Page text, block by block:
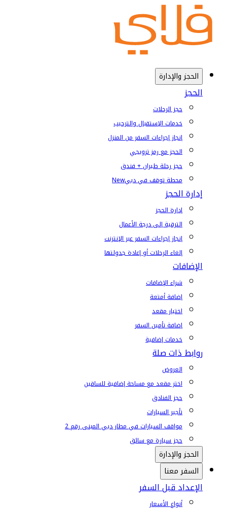
الحجز والإدارة
الحجز
حجز الرحلات
خدمات الإستقبال والترحيب
إنجاز إجراءات السفر من المنزل
الحجز مع رمز ترويجي
حجز رحلة طيران + فندق
محطة توقف في دبيNew
إدارة الحجز
إدارة الحجز
الترقية إلى درجة الأعمال
إنجاز إجراءات السفر عبر الإنترنت
إلغاء الرحلات أو إعادة جدولتها
الإضافات
شراء الإضافات
إضافة أمتعة
اختيار مقعد
إضافة تأمين السفر
خدمات إضافية
روابط ذات صلة
العروض
اختر مقعد مع مساحة إضافية للساقين
حجز الفنادق
تأجير السيارات
مواقف السيارات في مطار دبي المبنى رقم 2
حجز سيارة مع سائق
الحجز والإدارة
السفر معنا
الإعداد قبل السفر
أنواع الأسعار